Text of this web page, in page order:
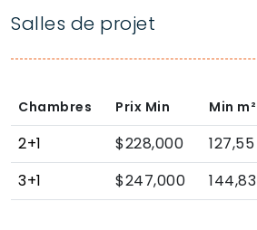
Salles de projet
Chambres Prix Min Min m²
2+1 $228,000
127,55
3+1
$247,000 144,83